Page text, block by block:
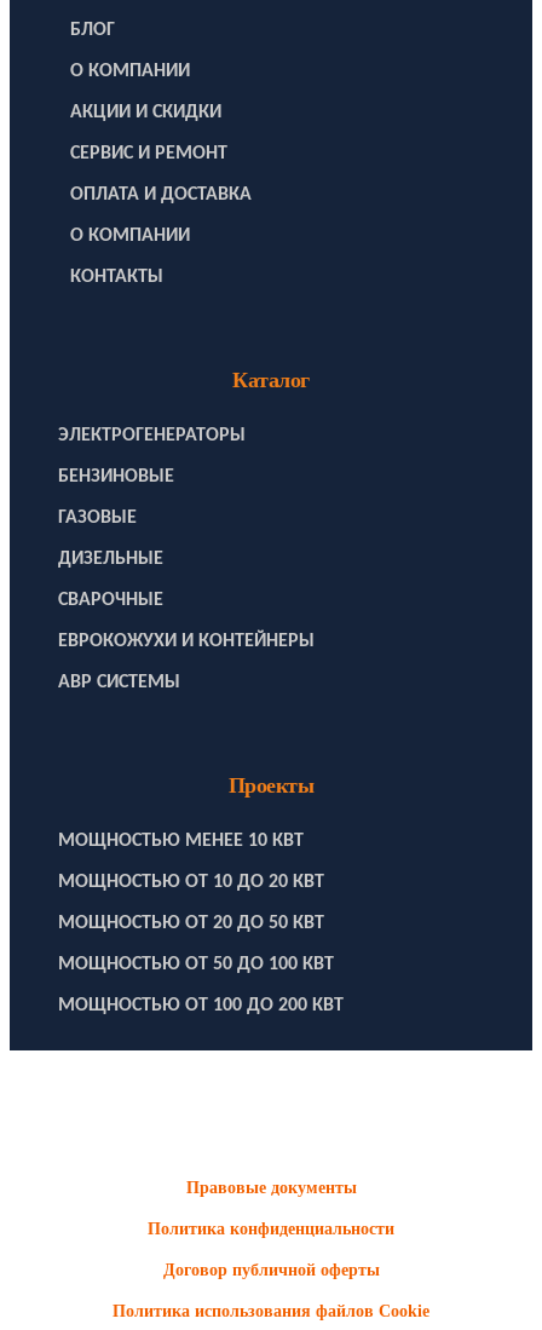
БЛОГ
О КОМПАНИИ
АКЦИИ И СКИДКИ
СЕРВИС И РЕМОНТ
ОПЛАТА И ДОСТАВКА
О КОМПАНИИ
КОНТАКТЫ
Каталог
ЭЛЕКТРОГЕНЕРАТОРЫ
БЕНЗИНОВЫЕ
ГАЗОВЫЕ
ДИЗЕЛЬНЫЕ
СВАРОЧНЫЕ
ЕВРОКОЖУХИ И КОНТЕЙНЕРЫ
АВР СИСТЕМЫ
Проекты
МОЩНОСТЬЮ МЕНЕЕ 10 КВТ
МОЩНОСТЬЮ ОТ 10 ДО 20 КВТ
МОЩНОСТЬЮ ОТ 20 ДО 50 КВТ
МОЩНОСТЬЮ ОТ 50 ДО 100 КВТ
МОЩНОСТЬЮ ОТ 100 ДО 200 КВТ
Правовые документы
Политика конфиденциальности
Договор публичной оферты
Политика использования файлов Cookie